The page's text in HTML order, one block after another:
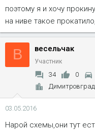
поэтому я и хочу
на ниве такое
В весельчак
Участник
34 0
Димитровград
03.05.2016
Нарой схемы,они тут